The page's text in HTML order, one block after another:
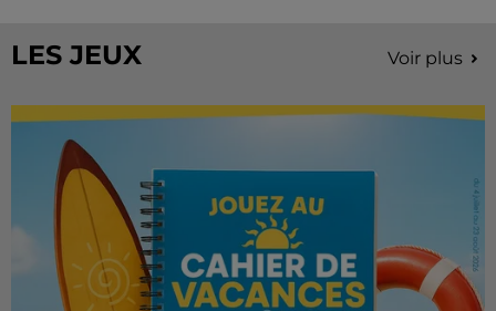
LES JEUX Voir plus